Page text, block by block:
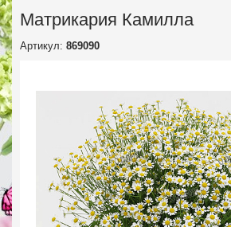
Матрикария Камилла
Артикул: 869090